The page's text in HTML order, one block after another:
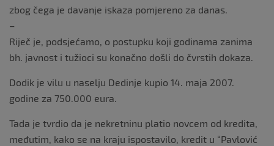
zbog čega je davanje iskaza pomjereno za danas.
–
Riječ je, podsjećamo, o postupku koji godinama zanima
bh. javnost i tužioci su konačno došli do čvrstih dokaza.
Dodik je vilu u naselju Dedinje kupio 14. maja 2007.
godine za 750.000 eura.
Tada je tvrdio da je nekretninu platio novcem od kredita,
međutim, kako se na kraju ispostavilo, kredit u “Pavlović